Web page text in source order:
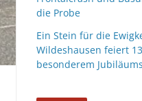
die Probe
Ein Stein für die
Wildeshausen feiert
besonderem